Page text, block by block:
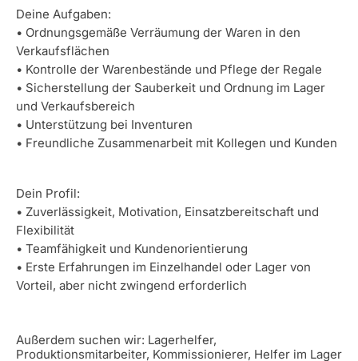
Deine Aufgaben:
• Ordnungsgemäße Verräumung der Waren in den
Verkaufsflächen
• Kontrolle der Warenbestände und Pflege der Regale
• Sicherstellung der Sauberkeit und Ordnung im Lager
und Verkaufsbereich
• Unterstützung bei Inventuren
• Freundliche Zusammenarbeit mit Kollegen und Kunden
Dein Profil:
• Zuverlässigkeit, Motivation, Einsatzbereitschaft und
Flexibilität
• Teamfähigkeit und Kundenorientierung
• Erste Erfahrungen im Einzelhandel oder Lager von
Vorteil, aber nicht zwingend erforderlich
Außerdem suchen wir: Lagerhelfer,
Produktionsmitarbeiter, Kommissionierer, Helfer im Lager